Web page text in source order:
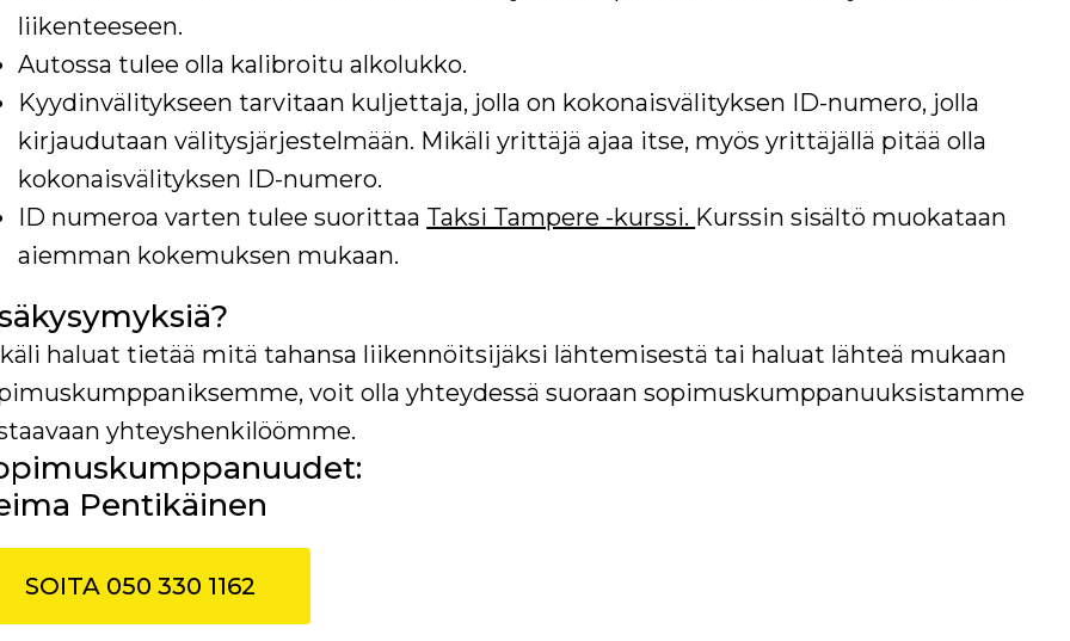
liikenteeseen.
Autossa tulee olla kalibroitu alkolukko.
Kyydinvälitykseen tarvitaan kuljettaja, jolla on kokonaisvälityksen ID-numero, jolla
kirjaudutaan välitysjärjestelmään. Mikäli yrittäjä ajaa itse, myös yrittäjällä pitää olla
kokonaisvälityksen ID-numero.
ID numeroa varten tulee suorittaa Taksi Tampere -kurssi. Kurssin sisältö muokataan
aiemman kokemuksen mukaan.
haluat tietää mitä tahansa liikennöitsijäksi lähtemisestä tai haluat lähteä mukaan
voit olla yhteydessä suoraan sopimuskumppanuuksistamme
yhteyshenkilöömme.
Pentikäinen
SOITA 050 330 1162